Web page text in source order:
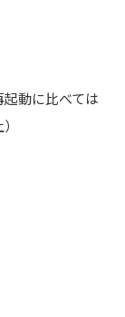
動に比べては